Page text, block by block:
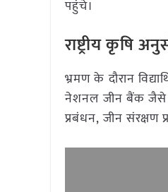
पहुंचे।
राष्ट्रीय कृषि
भ्रमण के दौरान
नेशनल जीन बैंक जैसे
प्रबंधन, जीन संरक्षण